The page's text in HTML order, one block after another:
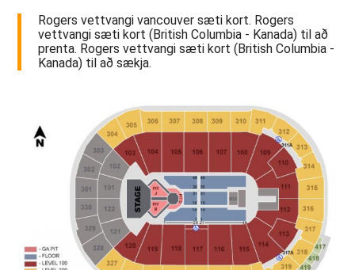
Rogers vettvangi vancouver sæti kort. Rogers
vettvangi sæti kort (British Columbia - Kanada) til að
prenta. Rogers vettvangi sæti kort (British Columbia -
Kanada) til að sækja.